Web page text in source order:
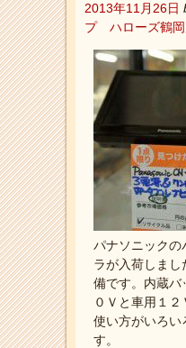
2013年11月26日
プ ハローズ鶴
パナソニックの
ラが入荷しま
備です。内蔵バ
０Ｖと車用１
使い方がいろい
す。